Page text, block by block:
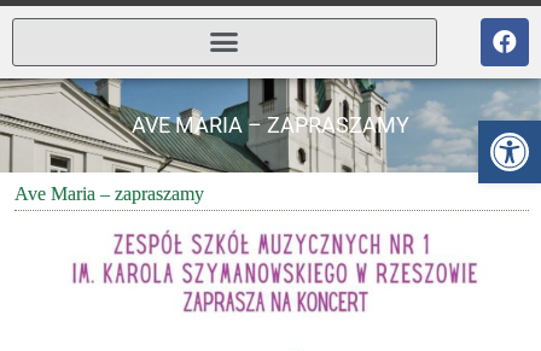
AVE MARIA – ZAPRASZAMY
Ave Maria – zapraszamy